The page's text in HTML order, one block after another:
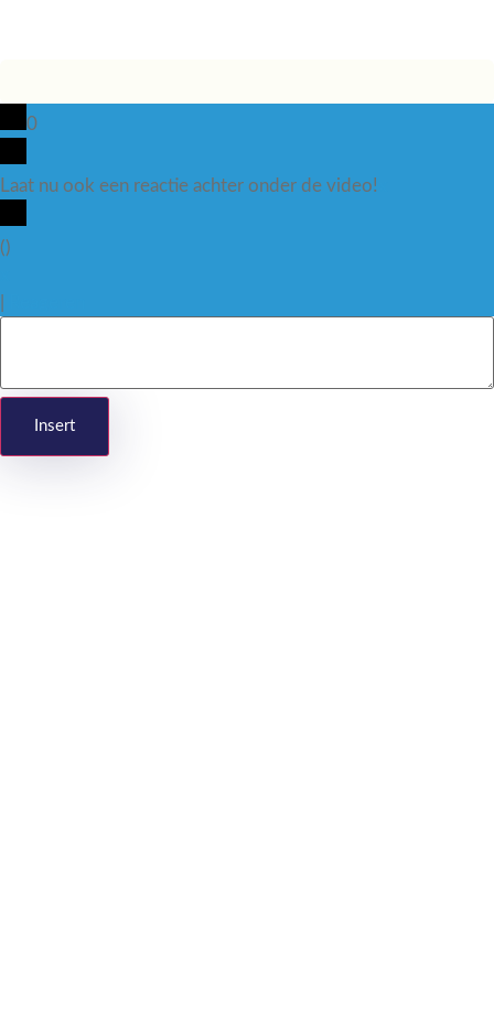
0
Laat nu ook een reactie achter onder de video!
()
Insert